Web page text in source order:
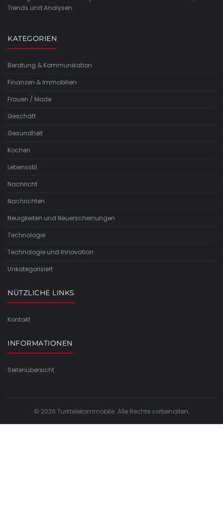
Trends und Analysen.
KATEGORIEN
Beratung & Kommunikation
Finanzen & Immobilien
Frauen / Mode
Geschäft
Gesundheit
Kochen
Lebensstil
Nachricht
Nachrichten
Neuigkeiten und Neuerscheinungen
Technologie
Technologie und Innovation
Unkategorisiert
NÜTZLICHE LINKS
Kontakt
INFORMATIONEN
Seitenübersicht
© 2026 Turktelekommobile. Alle Rechte vorbehalten.